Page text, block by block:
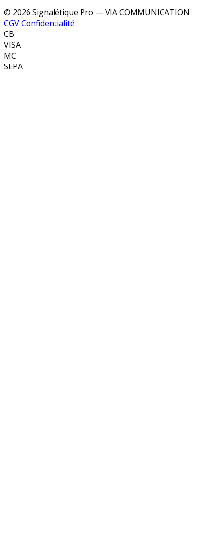
© 2026 Signalétique Pro — VIA COMMUNICATION
CGVConfidentialité
CB
VISA
MC
SEPA